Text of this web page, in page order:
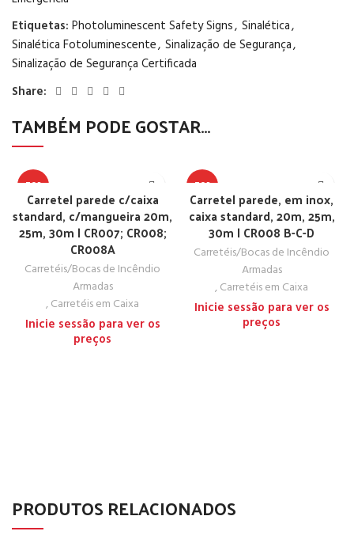
Etiquetas: Photoluminescent Safety Signs, Sinalética,
Sinalética Fotoluminescente, Sinalização de Segurança,
Sinalização de Segurança Certificada
Share:
TAMBÉM PODE GOSTAR…
TOP
Carretel parede c/caixa
standard, c/mangueira 20m,
25m, 30m | CR007; CR008;
CR008A
Carretéis/Bocas de Incêndio
Armadas
,Carretéis em Caixa
Inicie sessão para ver os
preços
TOP
Carretel parede, em inox,
caixa standard, 20m, 25m,
30m | CR008 B-C-D
Carretéis/Bocas de Incêndio
Armadas
,Carretéis em Caixa
Inicie sessão para ver os
preços
PRODUTOS RELACIONADOS